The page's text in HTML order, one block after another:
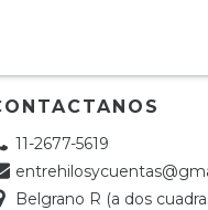
11-2677-5619
Belgrano R (a dos